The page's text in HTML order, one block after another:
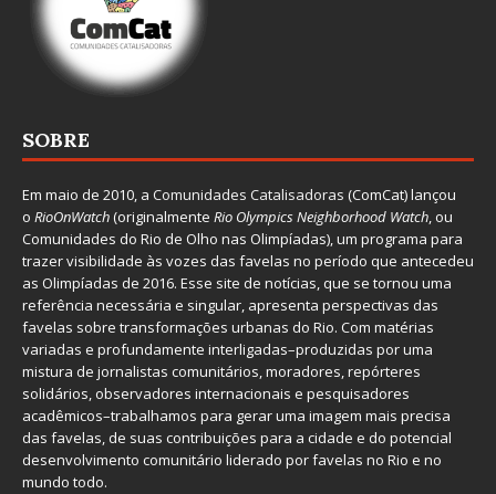
SOBRE
Em maio de 2010, a Comunidades Catalisadoras (ComCat) lançou
o RioOnWatch(originalmente Rio Olympics Neighborhood Watch, ou
Comunidades do Rio de Olho nas Olimpíadas), um programa para
trazer visibilidade às vozes das favelas no período que antecedeu
as Olimpíadas de 2016. Esse site de notícias, que se tornou uma
referência necessária e singular, apresenta perspectivas das
favelas sobre transformações urbanas do Rio. Com matérias
variadas e profundamente interligadas–produzidas por uma
mistura de jornalistas comunitários, moradores, repórteres
solidários, observadores internacionais e pesquisadores
acadêmicos–trabalhamos para gerar uma imagem mais precisa
das favelas, de suas contribuições para a cidade e do potencial
desenvolvimento comunitário liderado por favelas no Rio e no
mundo todo.